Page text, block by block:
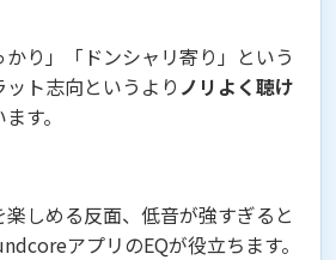
り」「ドンシャリ寄り」という
ト志向というより ノリよく聴け
す。
しめる反面、低音が強すぎると
アプリのEQが役立ちます。